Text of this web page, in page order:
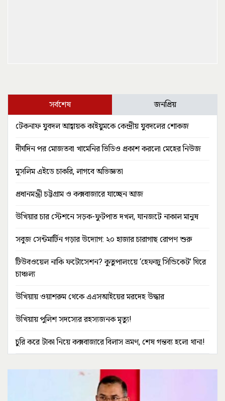
সর্বশেষ জনপ্রিয়
টেকনাফ যুবদল আহ্বায়ক কাইয়ুমকে কেন্দ্রীয় যুবদলের শোকজ
দীর্ঘদিন পর মোজতবা খামেনির ভিডিও প্রকাশ করলো মেহের নিউজ
মুসলিম এইডে চাকরি, লাগবে অভিজ্ঞতা
প্রধানমন্ত্রী চট্টগ্রাম ও কক্সবাজারে যাচ্ছেন আজ
উখিয়ার চার স্টেশনে সড়ক-ফুটপাত দখল, যানজটে নাকাল মানুষ
সবুজ সেন্টমার্টিন গড়ার উদ্যোগ: ২০ হাজার চারাগাছ রোপণ শুরু
টিউবওয়েল নাকি ফটোসেশন? কুতুপালংয়ে ‘হেফজু সিন্ডিকেট’ ঘিরে
চাঞ্চল্য
উখিয়ায় ওয়াশরুম থেকে এএসআইয়ের মরদেহ উদ্ধার
উখিয়ায় পুলিশ সদস্যের রহস্যজনক মৃত্যু!
চুরি করে টাকা নিয়ে কক্সবাজারে বিলাস ভ্রমণ, শেষ গন্তব্য হলো থানা!